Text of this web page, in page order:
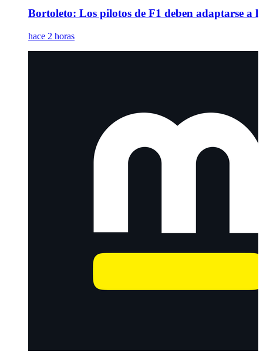
Bortoleto: Los pilotos de F1 deben adaptarse a
hace 2 horas